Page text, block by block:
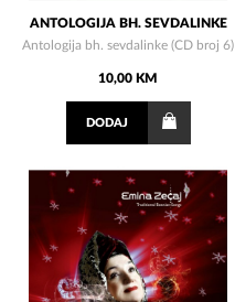
ANTOLOGIJA BH. SEVDALINKE
Antologija bh. sevdalinke (CD broj 6)
10,00 KM
DODAJ